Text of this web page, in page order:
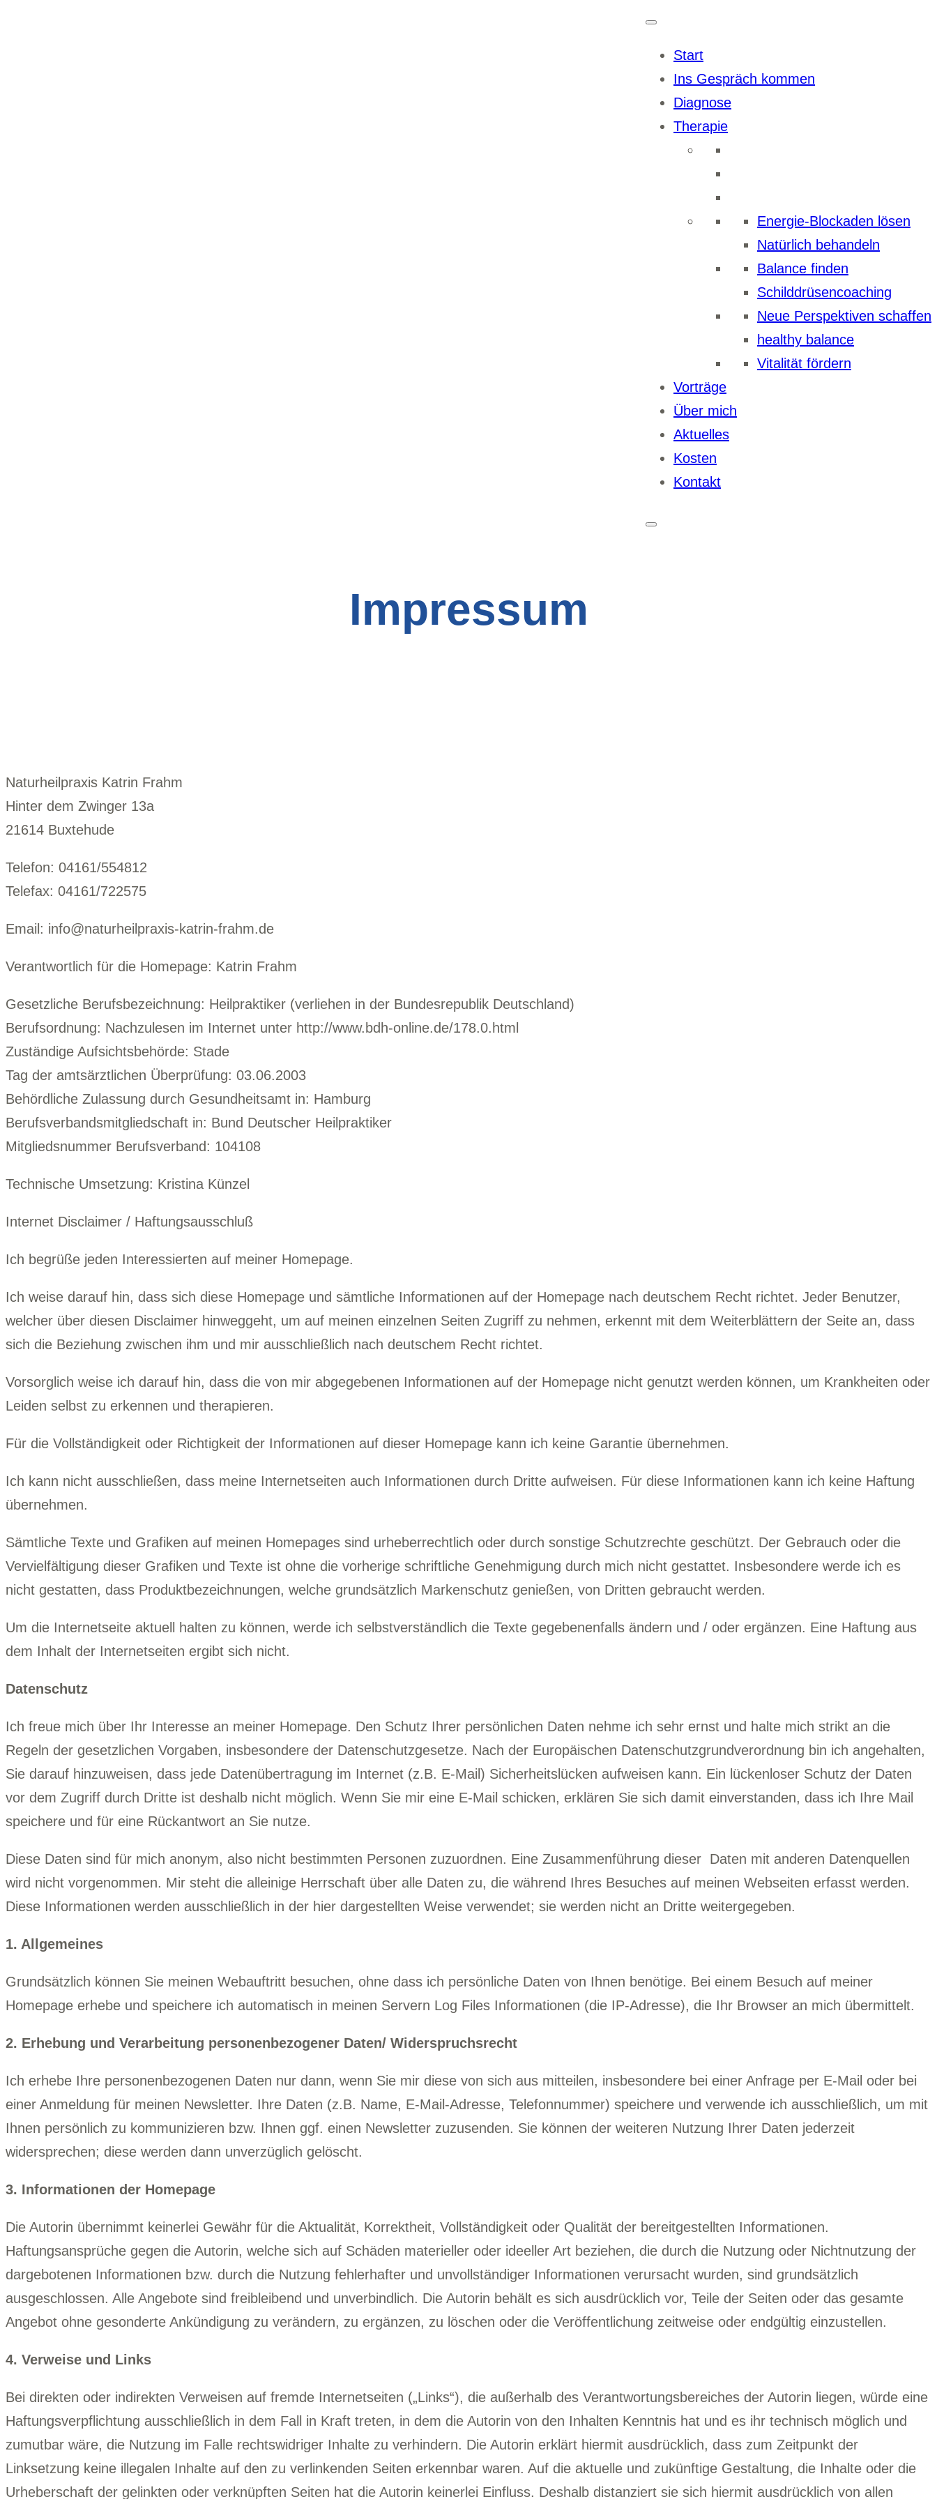
Start
Ins Gespräch kommen
Diagnose
Therapie
Energie-Blockaden lösen
Natürlich behandeln
Balance finden
Schilddrüsencoaching
Neue Perspektiven schaffen
healthy balance
Vitalität fördern
Vorträge
Über mich
Aktuelles
Kosten
Kontakt
Impressum
Naturheilpraxis Katrin Frahm
Hinter dem Zwinger 13a
21614 Buxtehude
Telefon: 04161/554812
Telefax: 04161/722575
Email: info@naturheilpraxis-katrin-frahm.de
Verantwortlich für die Homepage: Katrin Frahm
Gesetzliche Berufsbezeichnung: Heilpraktiker (verliehen in der Bundesrepublik Deutschland)
Berufsordnung: Nachzulesen im Internet unter http://www.bdh-online.de/178.0.html
Zuständige Aufsichtsbehörde: Stade
Tag der amtsärztlichen Überprüfung: 03.06.2003
Behördliche Zulassung durch Gesundheitsamt in: Hamburg
Berufsverbandsmitgliedschaft in: Bund Deutscher Heilpraktiker
Mitgliedsnummer Berufsverband: 104108
Technische Umsetzung: Kristina Künzel
Internet Disclaimer / Haftungsausschluß
Ich begrüße jeden Interessierten auf meiner Homepage.
Ich weise darauf hin, dass sich diese Homepage und sämtliche Informationen auf der Homepage nach deutschem Recht richtet. Jeder Benutzer,
welcher über diesen Disclaimer hinweggeht, um auf meinen einzelnen Seiten Zugriff zu nehmen, erkennt mit dem Weiterblättern der Seite an, dass
sich die Beziehung zwischen ihm und mir ausschließlich nach deutschem Recht richtet.
Vorsorglich weise ich darauf hin, dass die von mir abgegebenen Informationen auf der Homepage nicht genutzt werden können, um Krankheiten oder
Leiden selbst zu erkennen und therapieren.
Für die Vollständigkeit oder Richtigkeit der Informationen auf dieser Homepage kann ich keine Garantie übernehmen.
Ich kann nicht ausschließen, dass meine Internetseiten auch Informationen durch Dritte aufweisen. Für diese Informationen kann ich keine Haftung
übernehmen.
Sämtliche Texte und Grafiken auf meinen Homepages sind urheberrechtlich oder durch sonstige Schutzrechte geschützt. Der Gebrauch oder die
Vervielfältigung dieser Grafiken und Texte ist ohne die vorherige schriftliche Genehmigung durch mich nicht gestattet. Insbesondere werde ich es
nicht gestatten, dass Produktbezeichnungen, welche grundsätzlich Markenschutz genießen, von Dritten gebraucht werden.
Um die Internetseite aktuell halten zu können, werde ich selbstverständlich die Texte gegebenenfalls ändern und / oder ergänzen. Eine Haftung aus
dem Inhalt der Internetseiten ergibt sich nicht.
Datenschutz
Ich freue mich über Ihr Interesse an meiner Homepage. Den Schutz Ihrer persönlichen Daten nehme ich sehr ernst und halte mich strikt an die
Regeln der gesetzlichen Vorgaben, insbesondere der Datenschutzgesetze. Nach der Europäischen Datenschutzgrundverordnung bin ich angehalten,
Sie darauf hinzuweisen, dass jede Datenübertragung im Internet (z.B. E-Mail) Sicherheitslücken aufweisen kann. Ein lückenloser Schutz der Daten
vor dem Zugriff durch Dritte ist deshalb nicht möglich. Wenn Sie mir eine E-Mail schicken, erklären Sie sich damit einverstanden, dass ich Ihre Mail
speichere und für eine Rückantwort an Sie nutze.
Diese Daten sind für mich anonym, also nicht bestimmten Personen zuzuordnen. Eine Zusammenführung dieser Daten mit anderen Datenquellen
wird nicht vorgenommen. Mir steht die alleinige Herrschaft über alle Daten zu, die während Ihres Besuches auf meinen Webseiten erfasst werden.
Diese Informationen werden ausschließlich in der hier dargestellten Weise verwendet; sie werden nicht an Dritte weitergegeben.
1. Allgemeines
Grundsätzlich können Sie meinen Webauftritt besuchen, ohne dass ich persönliche Daten von Ihnen benötige. Bei einem Besuch auf meiner
Homepage erhebe und speichere ich automatisch in meinen Servern Log Files Informationen (die IP-Adresse), die Ihr Browser an mich übermittelt.
2. Erhebung und Verarbeitung personenbezogener Daten/ Widerspruchsrecht
Ich erhebe Ihre personenbezogenen Daten nur dann, wenn Sie mir diese von sich aus mitteilen, insbesondere bei einer Anfrage per E-Mail oder bei
einer Anmeldung für meinen Newsletter. Ihre Daten (z.B. Name, E-Mail-Adresse, Telefonnummer) speichere und verwende ich ausschließlich, um mit
Ihnen persönlich zu kommunizieren bzw. Ihnen ggf. einen Newsletter zuzusenden. Sie können der weiteren Nutzung Ihrer Daten jederzeit
widersprechen; diese werden dann unverzüglich gelöscht.
3. Informationen der Homepage
Die Autorin übernimmt keinerlei Gewähr für die Aktualität, Korrektheit, Vollständigkeit oder Qualität der bereitgestellten Informationen.
Haftungsansprüche gegen die Autorin, welche sich auf Schäden materieller oder ideeller Art beziehen, die durch die Nutzung oder Nichtnutzung der
dargebotenen Informationen bzw. durch die Nutzung fehlerhafter und unvollständiger Informationen verursacht wurden, sind grundsätzlich
ausgeschlossen. Alle Angebote sind freibleibend und unverbindlich. Die Autorin behält es sich ausdrücklich vor, Teile der Seiten oder das gesamte
Angebot ohne gesonderte Ankündigung zu verändern, zu ergänzen, zu löschen oder die Veröffentlichung zeitweise oder endgültig einzustellen.
4. Verweise und Links
Bei direkten oder indirekten Verweisen auf fremde Internetseiten („Links“), die außerhalb des Verantwortungsbereiches der Autorin liegen, würde eine
Haftungsverpflichtung ausschließlich in dem Fall in Kraft treten, in dem die Autorin von den Inhalten Kenntnis hat und es ihr technisch möglich und
zumutbar wäre, die Nutzung im Falle rechtswidriger Inhalte zu verhindern. Die Autorin erklärt hiermit ausdrücklich, dass zum Zeitpunkt der
Linksetzung keine illegalen Inhalte auf den zu verlinkenden Seiten erkennbar waren. Auf die aktuelle und zukünftige Gestaltung, die Inhalte oder die
Urheberschaft der gelinkten oder verknüpften Seiten hat die Autorin keinerlei Einfluss. Deshalb distanziert sie sich hiermit ausdrücklich von allen